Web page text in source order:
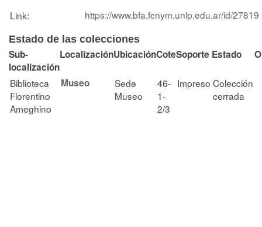
Link: https://www.bfa.fcnym.unlp.edu.ar/id/27819
Estado de las colecciones
Sub-
localización
LocalizaciónUbicaciónCoteSoporte Estado
Biblioteca
Florentino
Ameghino
Museo
Sede
Museo
46-
1-
2/3
Impreso Colección
cerrada